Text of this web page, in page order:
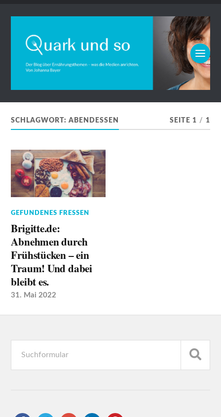
SCHLAGWORT:ABENDESSEN SEITE 1 / 1
GEFUNDENES FRESSEN
Brigitte.de:
Abnehmen durch
Frühstücken – ein
Traum! Und dabei
bleibt es.
31. Mai 2022